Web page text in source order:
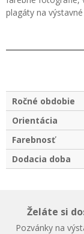
plagáty na
Ročné obdobie
Orientácia
Farebnosť
Dodacia doba
Želáte si
Pozvánky na